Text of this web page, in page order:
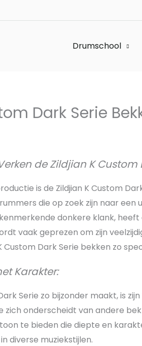
Drumschool
Dark Serie
de Zildjian K Custom
is de Zildjian K Custom
die op zoek zijn naar een
donkere klank,
vaak geprezen om zijn
Custom Dark Serie bekken zo
Karakter:
Serie zo bijzonder maakt, is
onderscheidt van andere
te bieden die diepte en
diverse muziekstijlen.